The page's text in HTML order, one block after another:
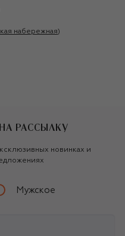
набережная)
РАССЫЛКУ
новинках и
Мужское